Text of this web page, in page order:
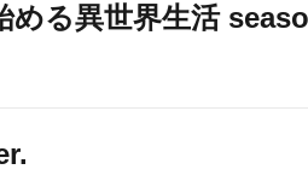
める異世界生活